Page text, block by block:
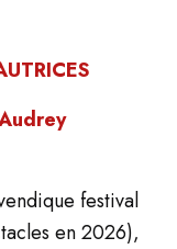
festival
en 2026),